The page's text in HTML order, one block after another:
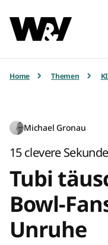
Home Themen
Michael Gronau
15 clevere
Tubi
Bowl-
Unruhe